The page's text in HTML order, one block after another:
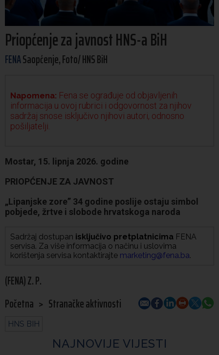
Priopćenje za javnost HNS-a BiH
FENASaopćenje, Foto/ HNS BiH
Napomena: Fena se ograđuje od objavljenih
informacija u ovoj rubrici i odgovornost za njihov
sadržaj snose isključivo njihovi autori, odnosno
pošiljatelji.
Mostar, 15. lipnja 2026. godine
PRIOPĆENJE ZA JAVNOST
„Lipanjske zore” 34 godine poslije ostaju simbol
pobjede, žrtve i slobode hrvatskoga naroda
Sadržaj dostupan isključivo pretplatnicima FENA
servisa. Za više informacija o načinu i uslovima
korištenja servisa kontaktirajte marketing@fena.ba.
(FENA) Z. P.
Početna > Stranačke aktivnosti
HNS BIH
NAJNOVIJE VIJESTI